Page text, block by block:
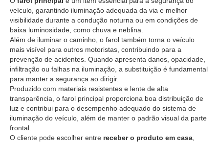
veículo, garantindo iluminação adequada da via e melhor
visibilidade durante a condução noturna ou em condições de
baixa luminosidade, como chuva e neblina.
Além de iluminar o caminho, o farol também torna o veículo
mais visível para outros motoristas, contribuindo para a
prevenção de acidentes. Quando apresenta danos, opacidade,
infiltração ou falhas na iluminação, a substituição é fundamental
para manter a segurança ao dirigir.
Produzido com materiais resistentes e lente de alta
transparência, o farol principal proporciona boa distribuição de
luz e contribui para o desempenho adequado do sistema de
iluminação do veículo, além de manter o padrão visual da parte
frontal.
O cliente pode escolher entre receber o produto em casa